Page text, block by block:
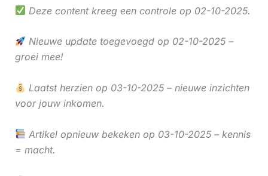
Deze content kreeg een controle op 02-10-2025.
Nieuwe update toegevoegd op 02-10-2025 –
groei mee!
Laatst herzien op 03-10-2025 – nieuwe inzichten
voor jouw inkomen.
Artikel opnieuw bekeken op 03-10-2025 – kennis
= macht.